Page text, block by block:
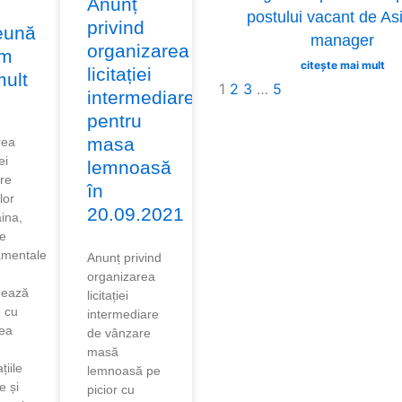
cu
și
privind
organizarea
licitației
intermediare
pentru
masa
lemnoasă
în
20.09.2021
Anunț privind
organizarea
licitației
intermediare
de vânzare
masă
lemnoasă pe
picior cu
postului vacant de
manager
citește mai mult
1 2 3 … 5